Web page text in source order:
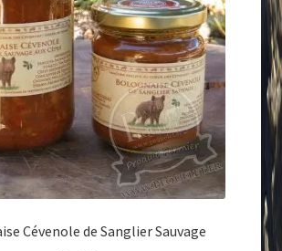
Cévenole de Sanglier Sauvage